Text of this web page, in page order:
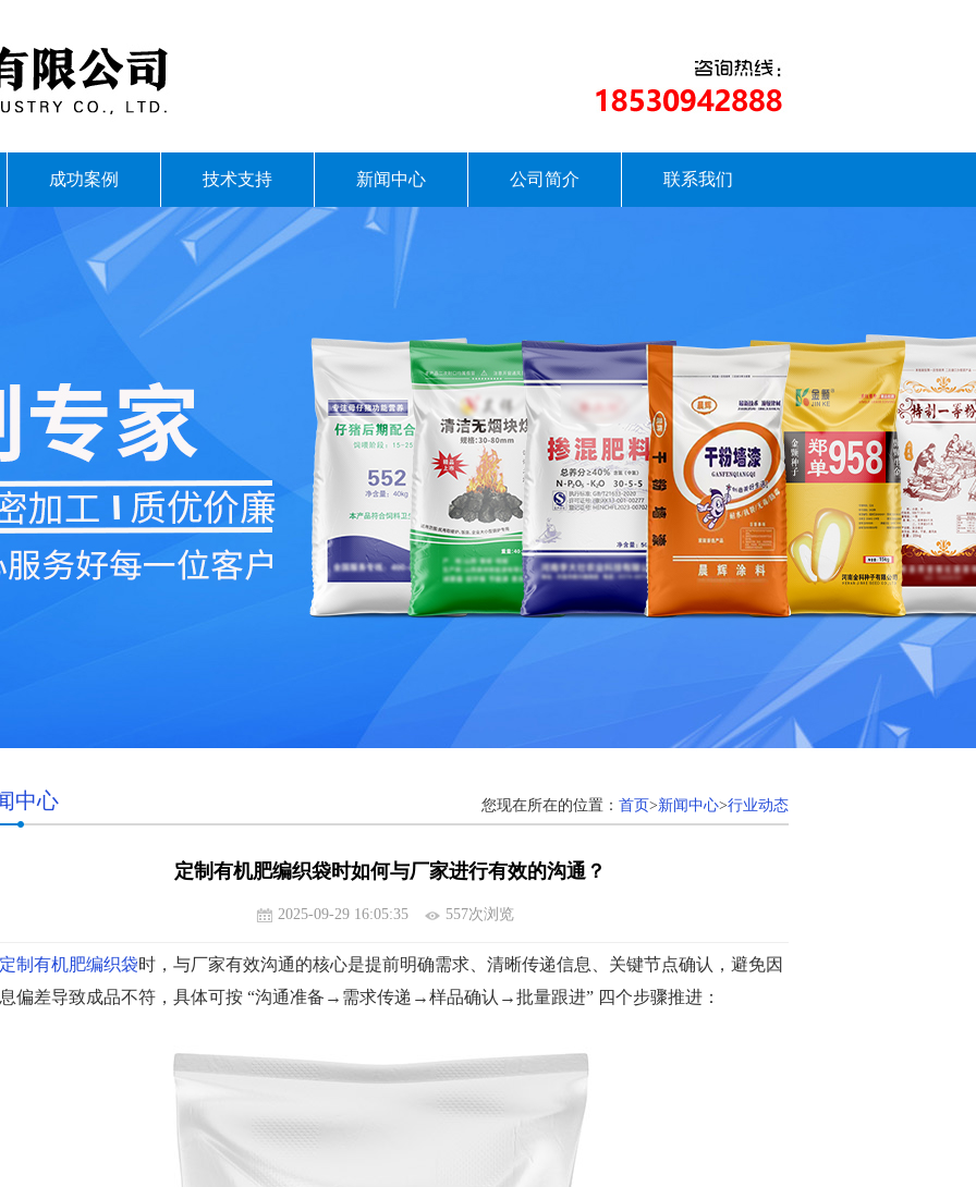
成功案例 技术支持 新闻中心 公司简介 联系我们
中心 您现在所在的位置： 首页>新闻中心>行业动态
定制有机肥编织袋时如何与厂家进行有效的沟通？
2025-09-29 16:05:35 557次浏览
定制有机肥编织袋时，与厂家有效沟通的核心是提前明确需求、清晰传递信息、关键节点确认，避免因
偏差导致成品不符，具体可按 “沟通准备→需求传递→样品确认→批量跟进” 四个步骤推进：